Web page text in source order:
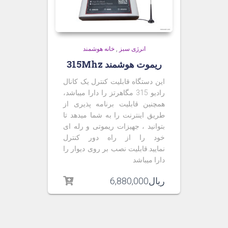
انرژی سبز ,خانه هوشمند
ریموت هوشمند 315Mhz
این دستگاه قابلیت کنترل یک کانال
رادیو 315 مگاهرتز را دارا میباشد،
همچنین قابلیت برنامه پذیری از
طریق اینترنت را به شما میدهد تا
بتوانید ، جهیزات ریموتی و رله ای
خود را از راه دور کنترل
نمایید.قابلیت نصب بر روی دیوار را
دارا میباشد
ریال6,880,000